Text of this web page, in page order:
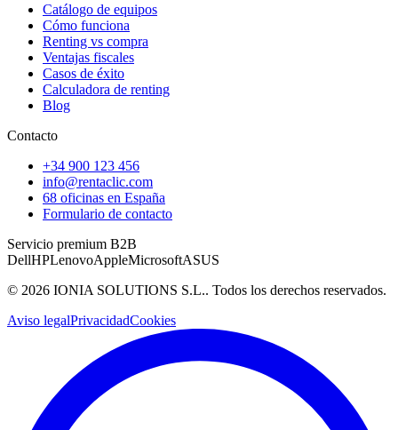
Catálogo de equipos
Cómo funciona
Renting vs compra
Ventajas fiscales
Casos de éxito
Calculadora de renting
Blog
Contacto
+34 900 123 456
info@rentaclic.com
68 oficinas en España
Formulario de contacto
Servicio premium B2B
DellHPLenovoAppleMicrosoftASUS
© 2026 IONIA SOLUTIONS S.L.. Todos los derechos reservados.
Aviso legalPrivacidadCookies